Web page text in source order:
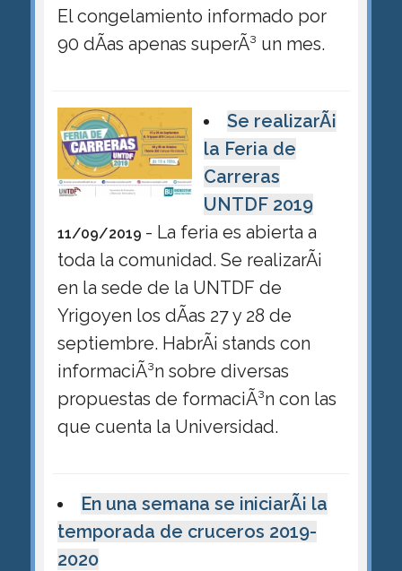
El congelamiento informado por
90 dÃ­as apenas superÃ³ un mes.
Se realizarÃ¡
la Feria de
Carreras
UNTDF 2019
11/09/2019 - La feria es abierta a
toda la comunidad. Se realizarÃ¡
en la sede de la UNTDF de
Yrigoyen los dÃ­as 27 y 28 de
septiembre. HabrÃ¡ stands con
informaciÃ³n sobre diversas
propuestas de formaciÃ³n con las
que cuenta la Universidad.
En una semana se iniciarÃ¡ la
temporada de cruceros 2019-
2020